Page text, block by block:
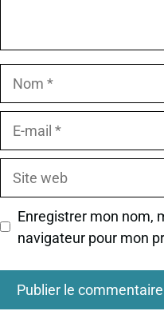
Site
Enregistrer mon nom,
navigateur pour mon